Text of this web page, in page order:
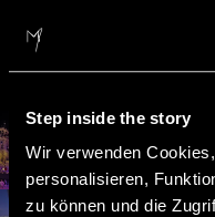
Step inside the story
Wir verwenden
personalisieren,
zu können und die